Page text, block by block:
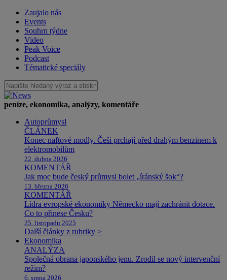
Zaujalo nás
Events
Souhrn týdne
Video
Peak Voice
Podcast
Tématické speciály
peníze, ekonomika, analýzy, komentáře
Autoprůmysl
ČLÁNEK
Konec naftové modly. Češi prchají před drahým benzinem k
elektromobilům
22. dubna 2026
KOMENTÁŘ
Jak moc bude český průmysl bolet „íránský šok“?
13. března 2026
KOMENTÁŘ
Lídra evropské ekonomiky Německo mají zachránit dotace.
Co to přinese Česku?
25. listopadu 2025
Další články z rubriky >
Ekonomika
ANALÝZA
Společná obrana japonského jenu. Zrodil se nový intervenční
režim?
6. srpna 2026